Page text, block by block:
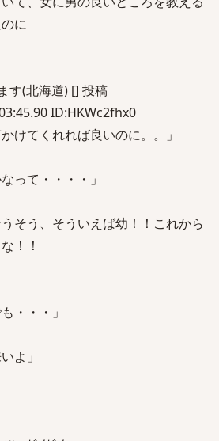
に
す(北海道) [] 投稿
ID:HKWc2fhx0
けてくれれば良いのに。。」
って・・・・」
そう、そういえば幼！！これから
！！
・・・」
よ」